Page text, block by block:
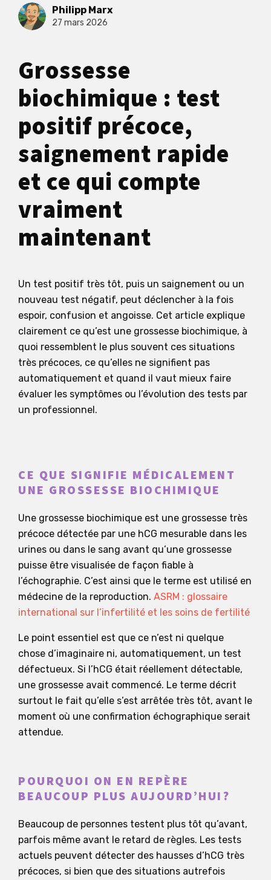
Philipp Marx
27 mars 2026
Grossesse
biochimique : test
positif précoce,
saignement rapide
et ce qui compte
vraiment
maintenant
Un test positif très tôt, puis un saignement ou un
nouveau test négatif, peut déclencher à la fois
espoir, confusion et angoisse. Cet article explique
clairement ce qu’est une grossesse biochimique, à
quoi ressemblent le plus souvent ces situations
très précoces, ce qu’elles ne signifient pas
automatiquement et quand il vaut mieux faire
évaluer les symptômes ou l’évolution des tests par
un professionnel.
CE QUE SIGNIFIE MÉDICALEMENT
UNE GROSSESSE BIOCHIMIQUE
Une grossesse biochimique est une grossesse très
précoce détectée par une hCG mesurable dans les
urines ou dans le sang avant qu’une grossesse
puisse être visualisée de façon fiable à
l’échographie. C’est ainsi que le terme est utilisé en
médecine de la reproduction. ASRM : glossaire
international sur l’infertilité et les soins de fertilité
Le point essentiel est que ce n’est ni quelque
chose d’imaginaire ni, automatiquement, un test
défectueux. Si l’hCG était réellement détectable,
une grossesse avait commencé. Le terme décrit
surtout le fait qu’elle s’est arrêtée très tôt, avant le
moment où une confirmation échographique serait
attendue.
POURQUOI ON EN REPÈRE
BEAUCOUP PLUS AUJOURD’HUI?
Beaucoup de personnes testent plus tôt qu’avant,
parfois même avant le retard de règles. Les tests
actuels peuvent détecter des hausses d’hCG très
précoces, si bien que des situations autrefois